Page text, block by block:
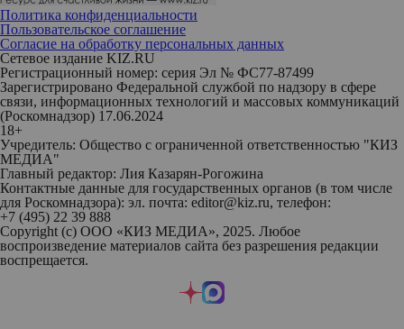
Политика конфиденциальности
Пользовательское соглашение
Согласие на обработку персональных данных
Сетевое издание KIZ.RU
Регистрационный номер: серия Эл № ФС77-87499
Зарегистрировано Федеральной службой по надзору в сфере
связи, информационных технологий и массовых коммуникаций
(Роскомнадзор) 17.06.2024
18+
Учредитель: Общество с ограниченной ответственностью "КИЗ
МЕДИА"
Главный редактор: Лия Казарян-Рогожина
Контактные данные для государственных органов (в том числе
для Роскомнадзора): эл. почта: editor@kiz.ru, телефон:
+7 (495) 22 39 888
Copyright (с) ООО «КИЗ МЕДИА», 2025. Любое
воспроизведение материалов сайта без разрешения редакции
воспрещается.